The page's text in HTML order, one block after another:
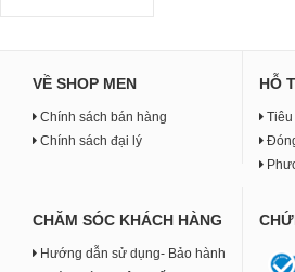
VỀ SHOP MEN
Chính sách bán hàng
Chính sách đại lý
HỖ
CHĂM SÓC KHÁCH HÀNG
Hướng dẫn sử dụng- Bảo hành